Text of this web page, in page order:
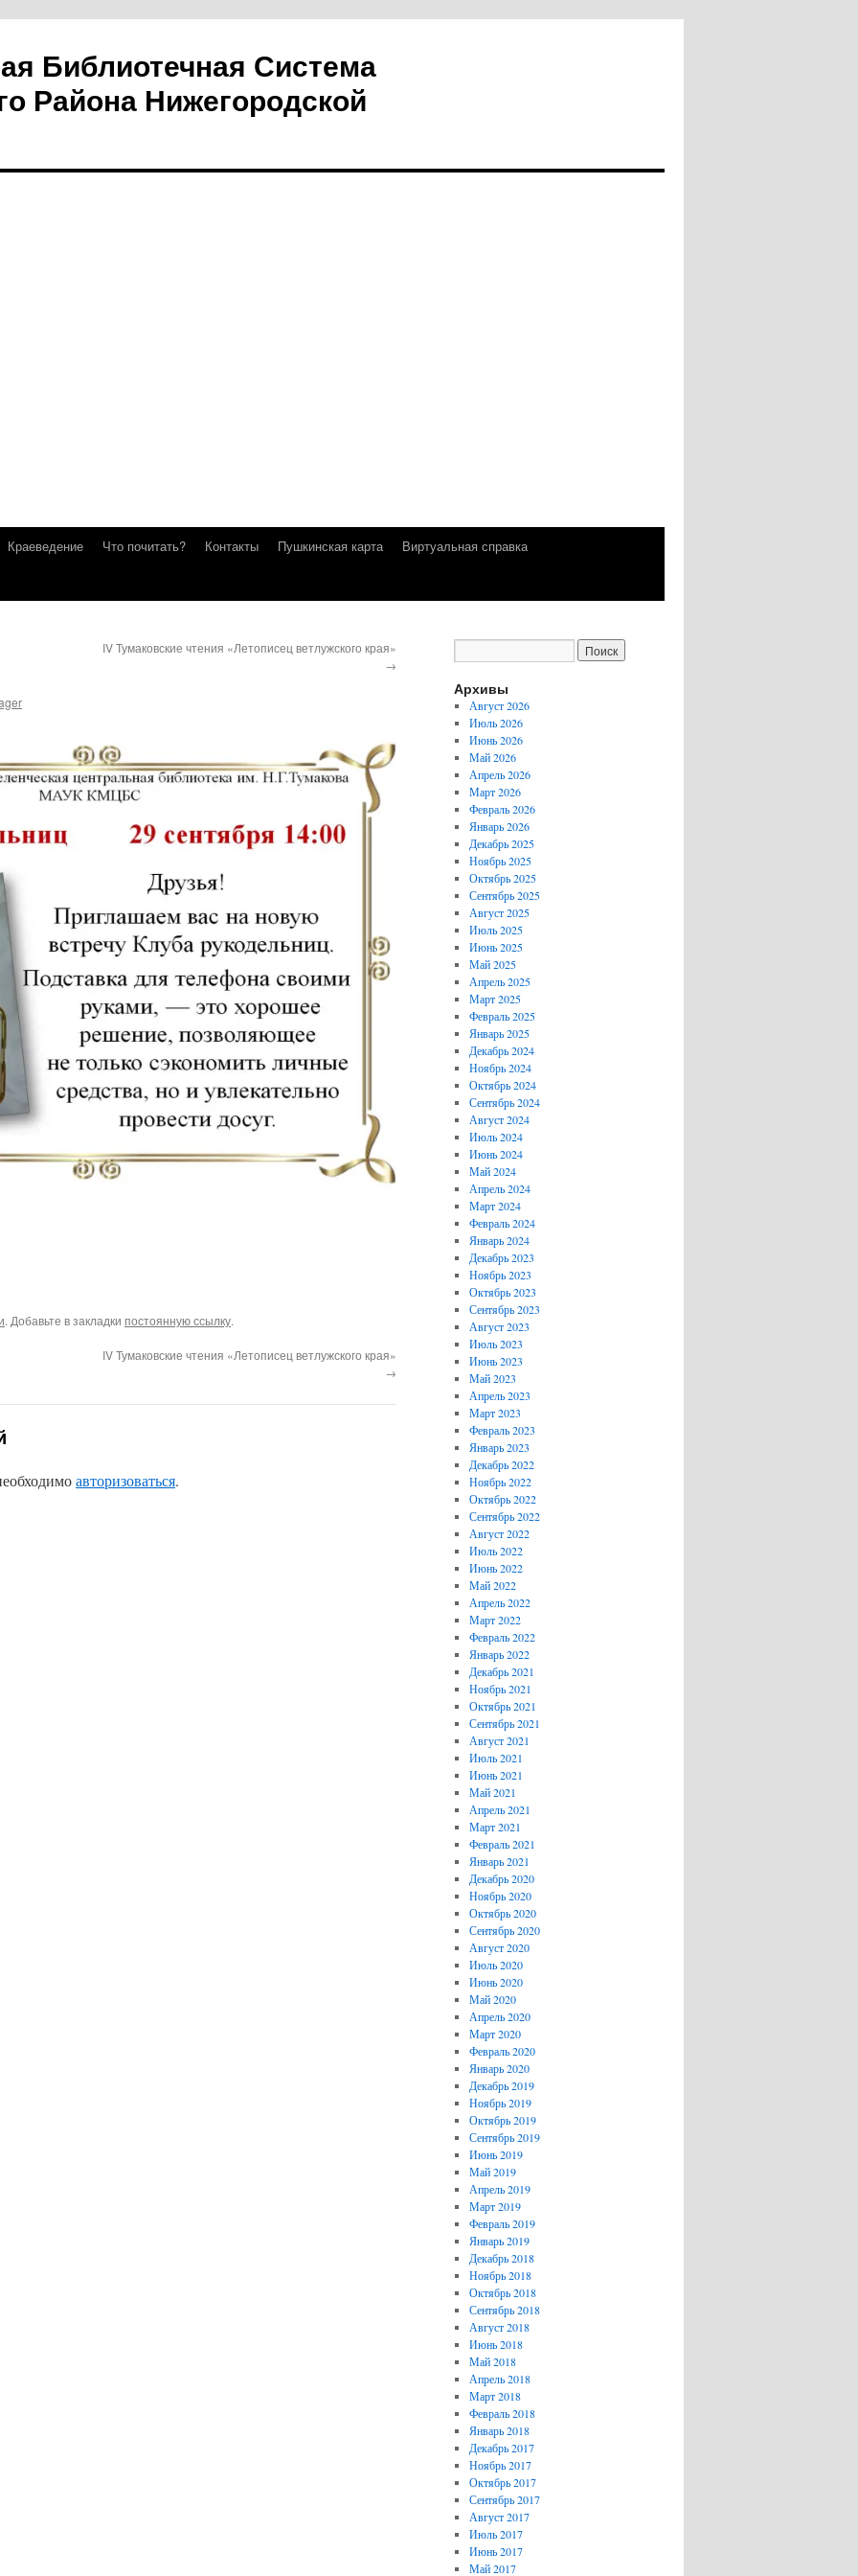
Библиотечная Система
Района Нижегородской
Краеведение Что почитать? Контакты Пушкинская карта
Виртуальная справка
IV Тумаковские чтения «Летописец ветлужского края»
→
. Добавьте в закладки постоянную ссылку.
IV Тумаковские чтения «Летописец ветлужского края»
→
авторизоваться.
Архивы
Август 2026
Июль 2026
Июнь 2026
Май 2026
Апрель 2026
Март 2026
Февраль 2026
Январь 2026
Декабрь 2025
Ноябрь 2025
Октябрь 2025
Сентябрь 2025
Август 2025
Июль 2025
Июнь 2025
Май 2025
Апрель 2025
Март 2025
Февраль 2025
Январь 2025
Декабрь 2024
Ноябрь 2024
Октябрь 2024
Сентябрь 2024
Август 2024
Июль 2024
Июнь 2024
Май 2024
Апрель 2024
Март 2024
Февраль 2024
Январь 2024
Декабрь 2023
Ноябрь 2023
Октябрь 2023
Сентябрь 2023
Август 2023
Июль 2023
Июнь 2023
Май 2023
Апрель 2023
Март 2023
Февраль 2023
Январь 2023
Декабрь 2022
Ноябрь 2022
Октябрь 2022
Сентябрь 2022
Август 2022
Июль 2022
Июнь 2022
Май 2022
Апрель 2022
Март 2022
Февраль 2022
Январь 2022
Декабрь 2021
Ноябрь 2021
Октябрь 2021
Сентябрь 2021
Август 2021
Июль 2021
Июнь 2021
Май 2021
Апрель 2021
Март 2021
Февраль 2021
Январь 2021
Декабрь 2020
Ноябрь 2020
Октябрь 2020
Сентябрь 2020
Август 2020
Июль 2020
Июнь 2020
Май 2020
Апрель 2020
Март 2020
Февраль 2020
Январь 2020
Декабрь 2019
Ноябрь 2019
Октябрь 2019
Сентябрь 2019
Июнь 2019
Май 2019
Апрель 2019
Март 2019
Февраль 2019
Январь 2019
Декабрь 2018
Ноябрь 2018
Октябрь 2018
Сентябрь 2018
Август 2018
Июнь 2018
Май 2018
Апрель 2018
Март 2018
Февраль 2018
Январь 2018
Декабрь 2017
Ноябрь 2017
Октябрь 2017
Сентябрь 2017
Август 2017
Июль 2017
Июнь 2017
Май 2017